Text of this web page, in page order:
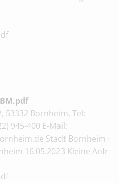
53332 Bornheim, Tel:
945-400 E-Mail:
Stadt Bornheim ·
16.05.2023 Kleine Anfr